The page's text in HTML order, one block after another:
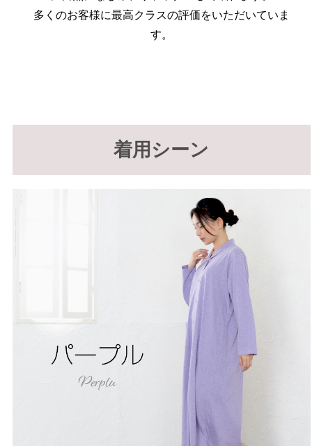
多くのお客様に最高クラスの評価をいただいていま
す。
着用シーン